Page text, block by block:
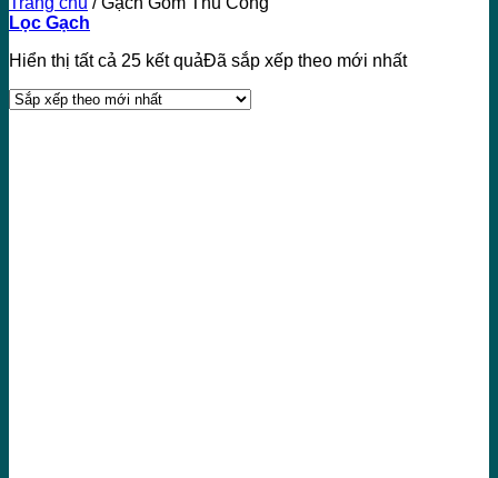
Lọc Gạch
Hiển thị tất cả 25 kết quảĐã sắp xếp theo mới nhất